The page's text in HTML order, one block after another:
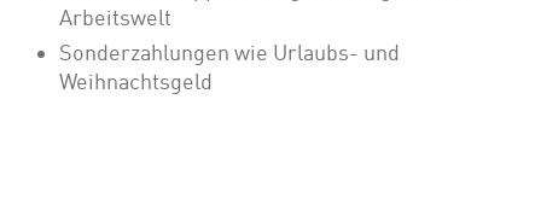
Arbeitswelt
Sonderzahlungen wie Urlaubs- und
Weihnachtsgeld